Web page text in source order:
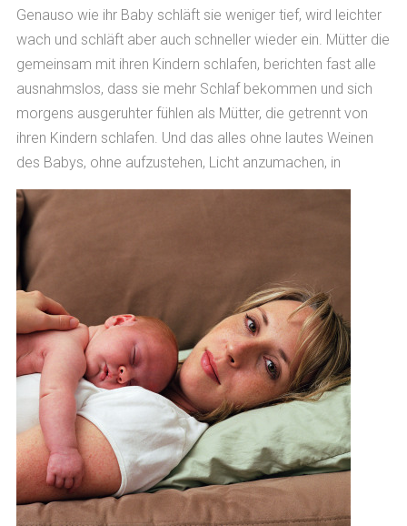
Genauso wie ihr Baby schläft sie weniger tief, wird leichter
wach und schläft aber auch schneller wieder ein. Mütter die
gemeinsam mit ihren Kindern schlafen, berichten fast alle
ausnahmslos, dass sie mehr Schlaf bekommen und sich
morgens ausgeruhter fühlen als Mütter, die getrennt von
ihren Kindern schlafen. Und das alles ohne lautes Weinen
des Babys, ohne aufzustehen, Licht anzumachen, in